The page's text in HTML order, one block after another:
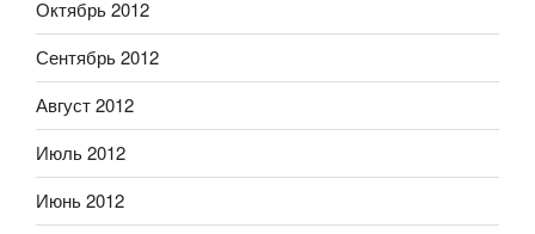
Октябрь 2012
Сентябрь 2012
Август 2012
Июль 2012
Июнь 2012